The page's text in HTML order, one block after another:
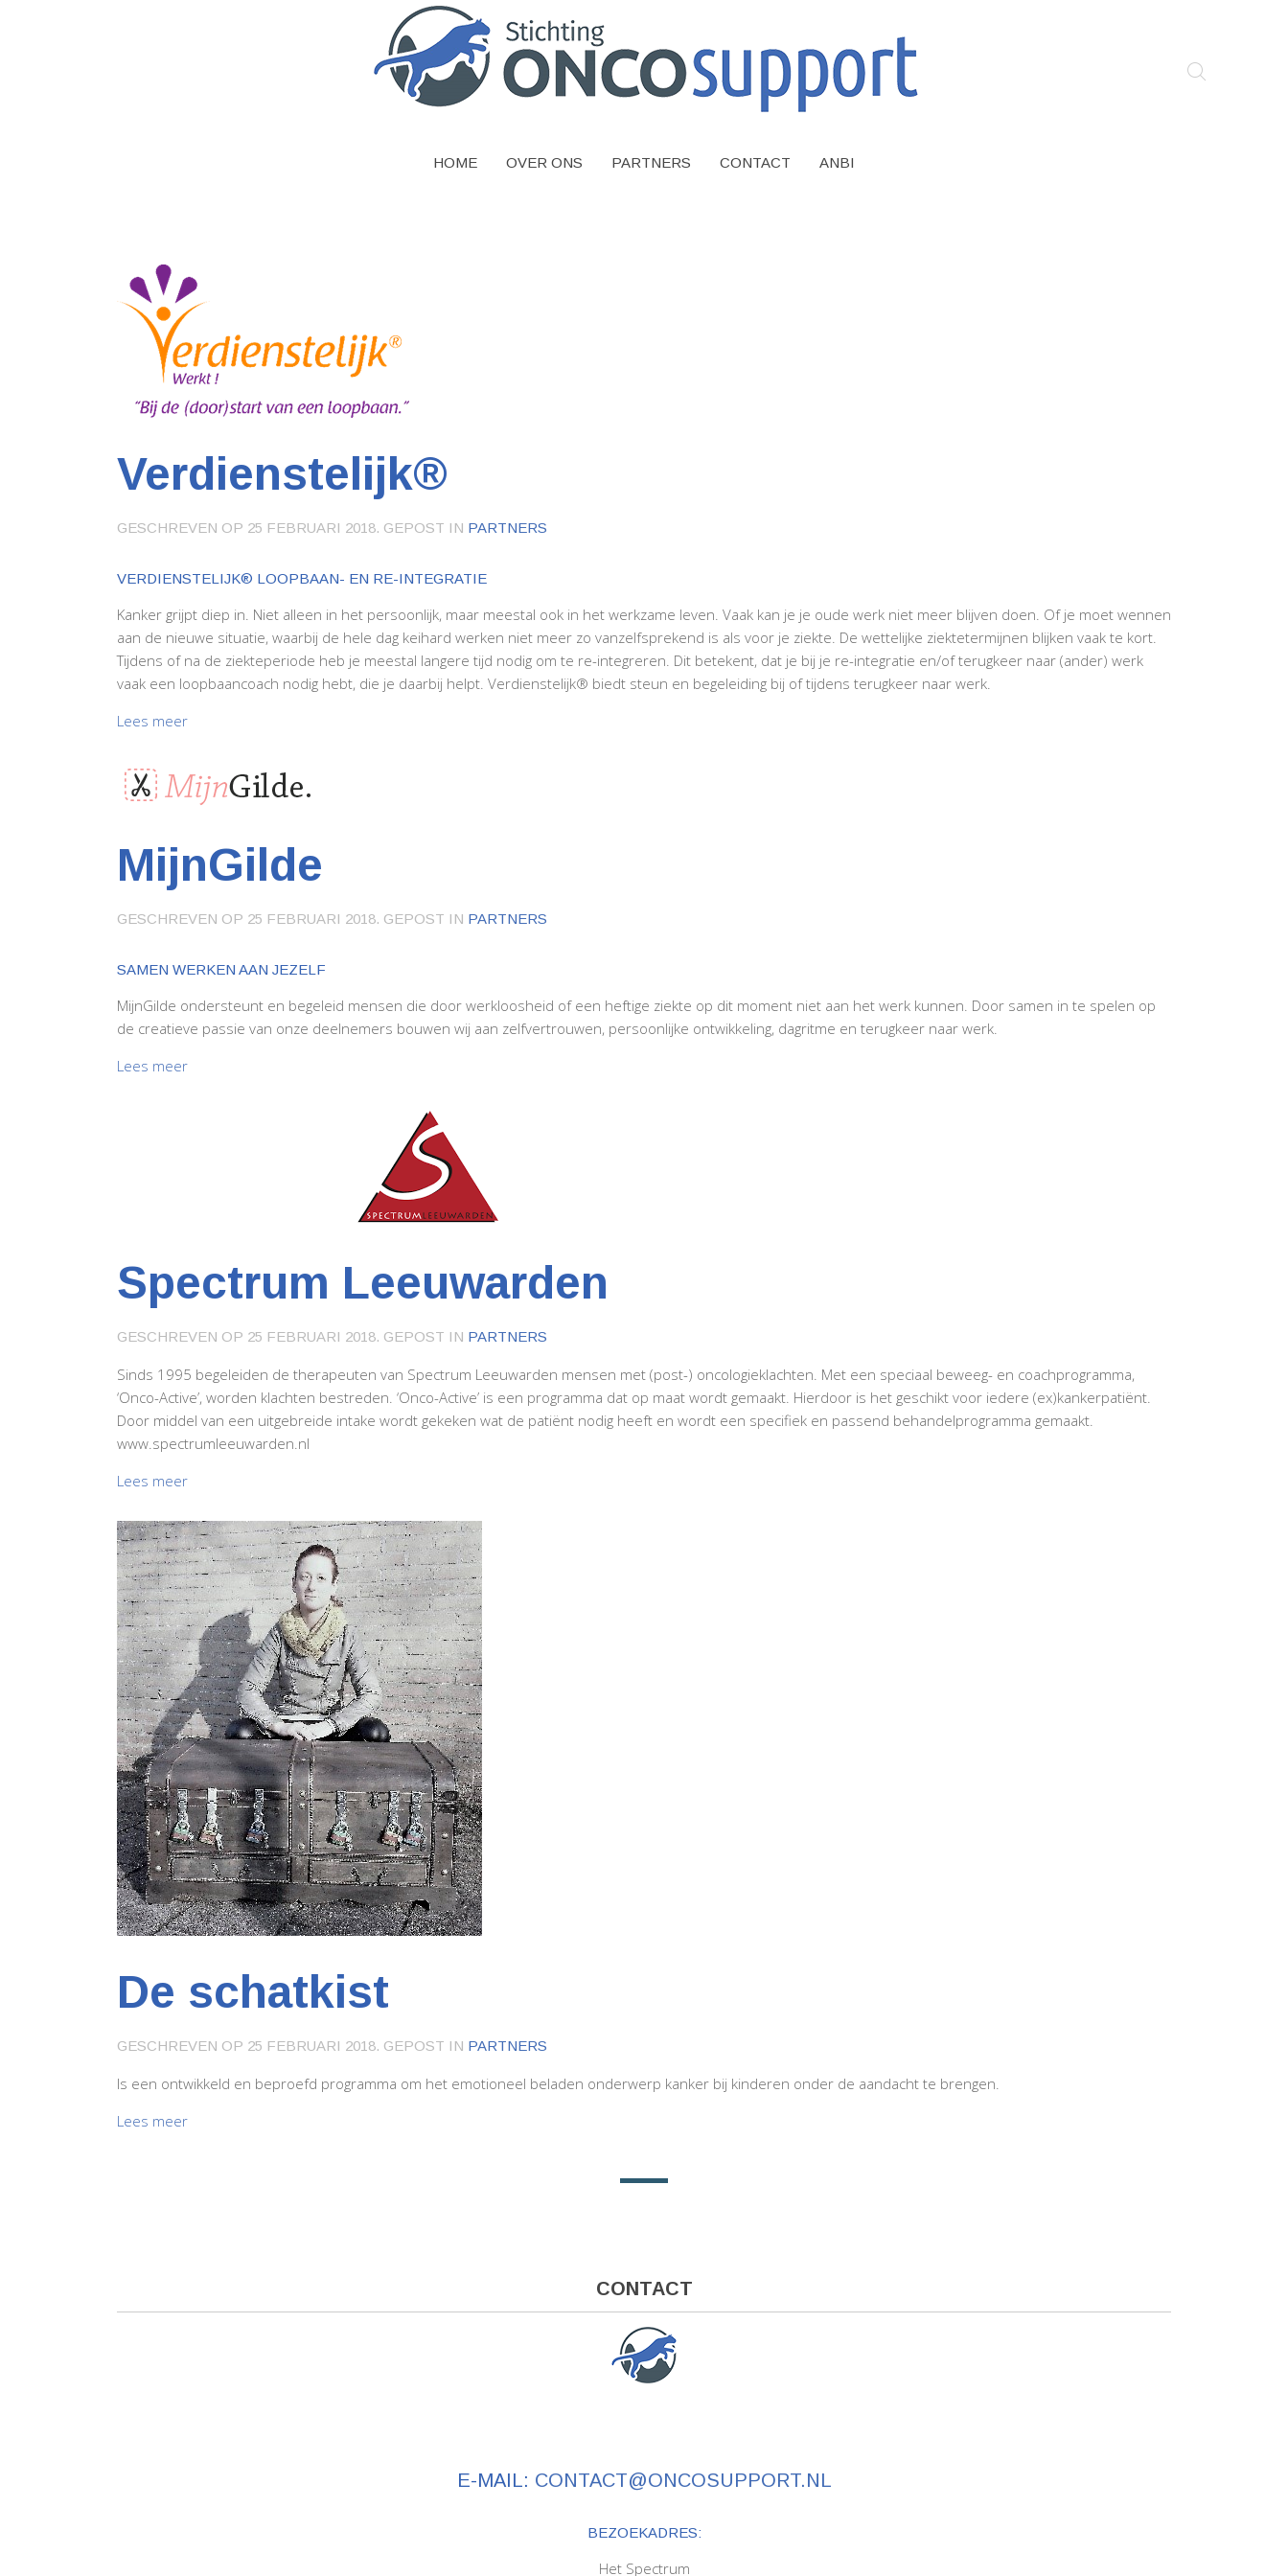
HOME OVER ONS PARTNERS CONTACT ANBI
Verdienstelijk®
GESCHREVEN OP 25 FEBRUARI 2018. GEPOST IN PARTNERS
VERDIENSTELIJK® LOOPBAAN- EN RE-INTEGRATIE
Kanker grijpt diep in. Niet alleen in het persoonlijk, maar meestal ook in het werkzame leven. Vaak kan je je oude werk niet meer blijven doen. Of je moet wennen
aan de nieuwe situatie, waarbij de hele dag keihard werken niet meer zo vanzelfsprekend is als voor je ziekte. De wettelijke ziektetermijnen blijken vaak te kort.
Tijdens of na de ziekteperiode heb je meestal langere tijd nodig om te re-integreren. Dit betekent, dat je bij je re-integratie en/of terugkeer naar (ander) werk
vaak een loopbaancoach nodig hebt, die je daarbij helpt. Verdienstelijk® biedt steun en begeleiding bij of tijdens terugkeer naar werk.
Lees meer
MijnGilde
GESCHREVEN OP 25 FEBRUARI 2018. GEPOST IN PARTNERS
SAMEN WERKEN AAN JEZELF
MijnGilde ondersteunt en begeleid mensen die door werkloosheid of een heftige ziekte op dit moment niet aan het werk kunnen. Door samen in te spelen op
de creatieve passie van onze deelnemers bouwen wij aan zelfvertrouwen, persoonlijke ontwikkeling, dagritme en terugkeer naar werk.
Lees meer
Spectrum Leeuwarden
GESCHREVEN OP 25 FEBRUARI 2018. GEPOST IN PARTNERS
Sinds 1995 begeleiden de therapeuten van Spectrum Leeuwarden mensen met (post-) oncologieklachten. Met een speciaal beweeg- en coachprogramma,
‘Onco-Active’, worden klachten bestreden. ‘Onco-Active’ is een programma dat op maat wordt gemaakt. Hierdoor is het geschikt voor iedere (ex)kankerpatiënt.
Door middel van een uitgebreide intake wordt gekeken wat de patiënt nodig heeft en wordt een specifiek en passend behandelprogramma gemaakt.
www.spectrumleeuwarden.nl
Lees meer
De schatkist
GESCHREVEN OP 25 FEBRUARI 2018. GEPOST IN PARTNERS
Is een ontwikkeld en beproefd programma om het emotioneel beladen onderwerp kanker bij kinderen onder de aandacht te brengen.
Lees meer
CONTACT
E-MAIL: CONTACT@ONCOSUPPORT.NL
BEZOEKADRES:
Het Spectrum